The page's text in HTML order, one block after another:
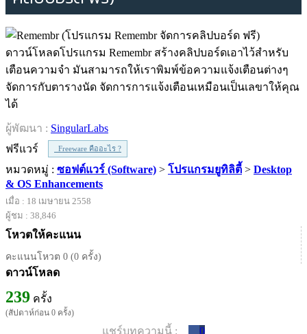
ดาวน์โหลดโปรแกรม Remembr สร้างคลิปบอร์ดเอาไว้สำหรับ
เตือนความจำ มันสามารถให้เราพิมพ์ข้อความแจ้งเตือนต่างๆ
จัดการกับตารางนัด จัดการการแจ้งเตือนเหมือนเป็นเลขาให้คุณ
ได้
ผู้พัฒนา : SingularLabs
ฟรีแวร์
Freeware คืออะไร ?
หมวดหมู่ : ซอฟต์แวร์ (Software) > โปรแกรมยูทิลิตี้ > Desktop
& OS Enhancements
เมื่อ : 18 เมษายน 2558
ผู้ชม : 38,846
โหวตให้คะแนน
คะแนนโหวต 0 (0 ครั้ง)
ดาวน์โหลด
239 ครั้ง
(สัปดาห์ก่อน 0 ครั้ง)
แชร์บทความนี้ : 0